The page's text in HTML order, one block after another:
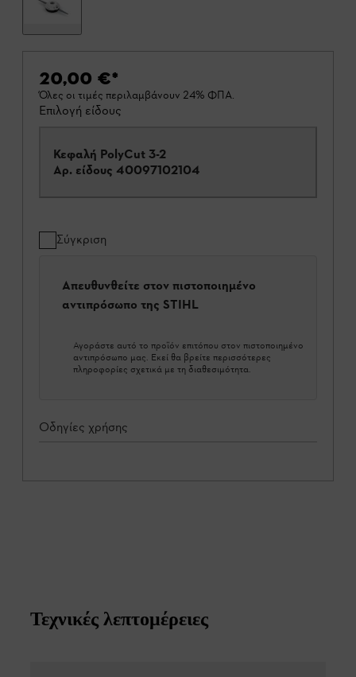
20,00 €*
Όλες οι τιμές περιλαμβάνουν 24% ΦΠΑ.
Επιλογή είδους
Κεφαλή PolyCut 3-2
Αρ. είδους 40097102104
Σύγκριση
Απευθυνθείτε στον πιστοποιημένο
αντιπρόσωπο της STIHL
Αγοράστε αυτό το προϊόν επιτόπου στον πιστοποιημένο
αντιπρόσωπο μας. Εκεί θα βρείτε περισσότερες
πληροφορίες σχετικά με τη διαθεσιμότητα.
Οδηγίες χρήσης
Τεχνικές λεπτομέρειες